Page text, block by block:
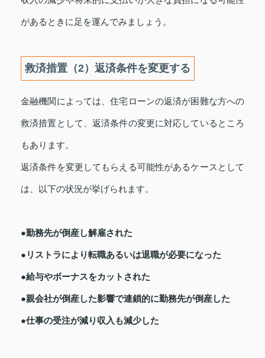
があるときに足を運んでみましょう。
救済措置（2）返済条件を変更する
金融機関によっては、住宅ローンの返済が困難な方への
救済措置として、返済条件の変更に対応しているところ
もあります。
返済条件を変更してもらえる可能性があるケースとして
は、以下の状況が挙げられます。
●勤務先が倒産し解雇された
●リストラにより転職あるいは退職が必要になった
●給与やボーナスをカットされた
●親会社が倒産した影響で連鎖的に勤務先が倒産した
●仕事の受注が減り収入も減少した